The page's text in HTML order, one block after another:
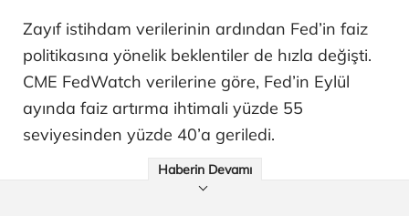
Zayıf istihdam verilerinin ardından Fed’in faiz
politikasına yönelik beklentiler de hızla değişti.
CME FedWatch verilerine göre, Fed’in Eylül
ayında faiz artırma ihtimali yüzde 55
seviyesinden yüzde 40’a geriledi.
Haberin Devamı